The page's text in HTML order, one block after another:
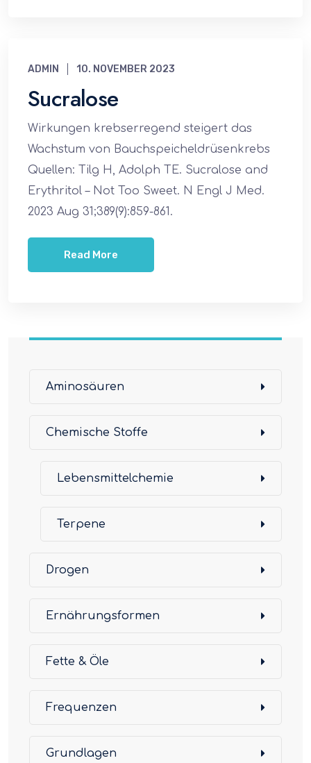
ADMIN 10. NOVEMBER 2023
Sucralose
Wirkungen krebserregend steigert das
Wachstum von Bauchspeicheldrüsenkrebs
Quellen: Tilg H, Adolph TE. Sucralose and
Erythritol – Not Too Sweet. N Engl J Med.
2023 Aug 31;389(9):859-861.
Read More
Aminosäuren
Chemische Stoffe
Lebensmittelchemie
Terpene
Drogen
Ernährungsformen
Fette & Öle
Frequenzen
Grundlagen